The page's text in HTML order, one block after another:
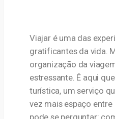
Viajar é uma das
gratificantes da vida.
organização da
estressante. É aqui
turística, um serviço
vez mais espaço